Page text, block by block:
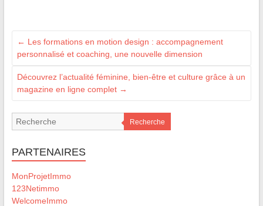
← Les formations en motion design : accompagnement
personnalisé et coaching, une nouvelle dimension
Découvrez l’actualité féminine, bien-être et culture grâce à un
magazine en ligne complet →
Recherche
PARTENAIRES
MonProjetImmo
123Netimmo
WelcomeImmo